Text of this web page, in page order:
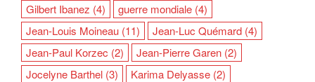
Gilbert Ibanez (4) guerre mondiale (4)
Jean-Louis Moineau (11) Jean-Luc Quémard (4)
Jean-Paul Korzec (2) Jean-Pierre Garen (2)
Jocelyne Barthel (3) Karima Delyasse (2)